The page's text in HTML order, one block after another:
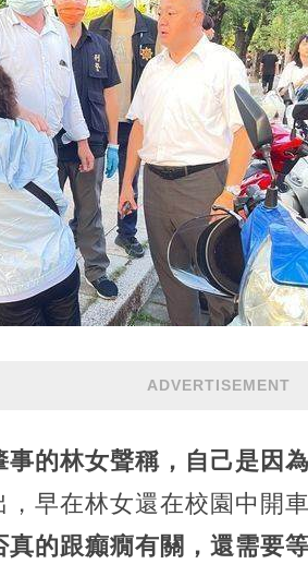
ADVERTISEMENT
事的林女聲稱，自己是因
，早在林女還在校園中開
的跟癲癇有關，還需要